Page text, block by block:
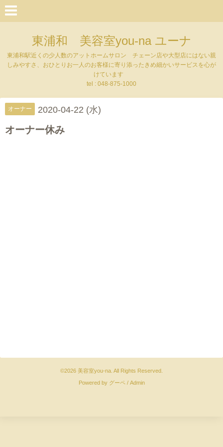
東浦和 美容室you-na ユーナ
東浦和駅近くの少人数のアットホームサロン チェーン店や大型店にはない親
しみやすさ、おひとりお一人のお客様に寄り添ったきめ細かいサービスを心が
けています
tel : 048-875-1000
オーナー 2020-04-22 (水)
オーナー休み
©2026 美容室you-na . All Rights Reserved.
Powered by グーペ/ Admin